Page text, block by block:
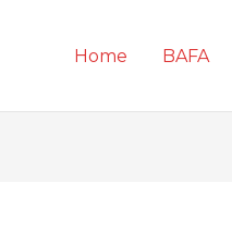
Home BAFA